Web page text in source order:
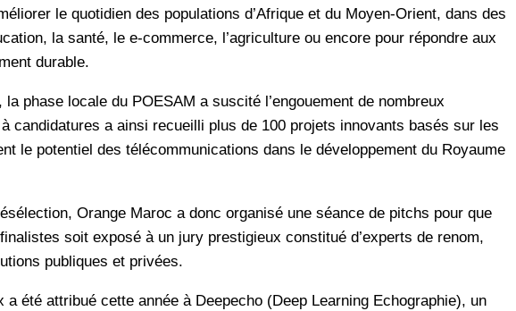
le quotidien des populations d’Afrique et du Moyen-Orient, dans des
la santé, le e-commerce, l’agriculture ou encore pour répondre aux
durable.
la phase locale du POESAM a suscité l’engouement de nombreux
à candidatures a ainsi recueilli plus de 100 projets innovants basés sur les
le potentiel des télécommunications dans le développement du Royaume
Orange Maroc a donc organisé une séance de pitchs pour que
soit exposé à un jury prestigieux constitué d’experts de renom,
publiques et privées.
été attribué cette année à Deepecho (Deep Learning Echographie), un